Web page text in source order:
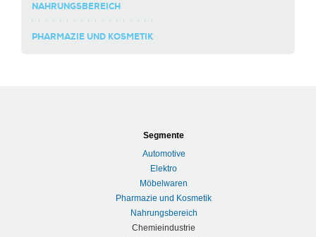
NAHRUNGSBEREICH
PHARMAZIE UND KOSMETIK
Segmente
Automotive
Elektro
Möbelwaren
Pharmazie und Kosmetik
Nahrungsbereich
Chemieindustrie